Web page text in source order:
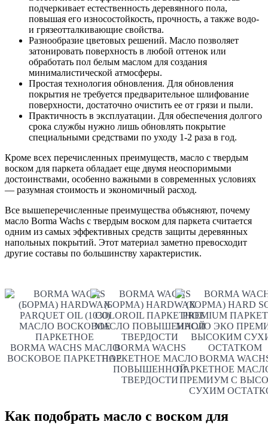
подчеркивает естественность деревянного пола,
повышая его износостойкость, прочность, а также водо-
и грязеотталкивающие свойства.
Разнообразие цветовых решений. Масло позволяет
затонировать поверхность в любой оттенок или
обработать пол белым маслом для создания
минималистической атмосферы.
Простая технология обновления. Для обновления
покрытия не требуется предварительное шлифование
поверхности, достаточно очистить ее от грязи и пыли.
Практичность в эксплуатации. Для обеспечения долгого
срока службы нужно лишь обновлять покрытие
специальными средствами по уходу 1-2 раза в год.
Кроме всех перечисленных преимуществ, масло с твердым
воском для паркета обладает еще двумя неоспоримыми
достоинствами, особенно важными в современных условиях
— разумная стоимость и экономичный расход.
Все вышеперечисленные преимущества объясняют, почему
масло Borma Wachs с твердым воском для паркета считается
одним из самых эффективных средств защиты деревянных
напольных покрытий. Этот материал заметно превосходит
другие составы по большинству характеристик.
BORMA WACHS МАСЛО
ВОСКОВОЕ ПАРКЕТНОЕ
BORMA WACHS
ПАРКЕТНОЕ МАСЛО
ПОВЫШЕННОЙ
ТВЕРДОСТИ
BORMA
ПАРКЕТНОЕ
ПРЕМИУМ С
СУХИМ
Как подобрать масло с воском для